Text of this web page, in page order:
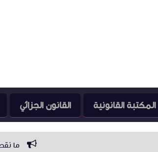
المكتبة القانونية القانون الجزائي
ما نقص من مال الدائن وما